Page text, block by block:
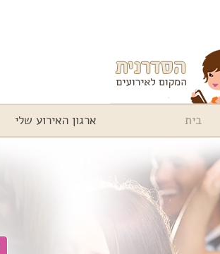
בית ארגון האירוע שלי